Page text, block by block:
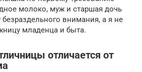
молоко, муж и старшая дочь
внимания, а я не
младенца и быта.
отличается от